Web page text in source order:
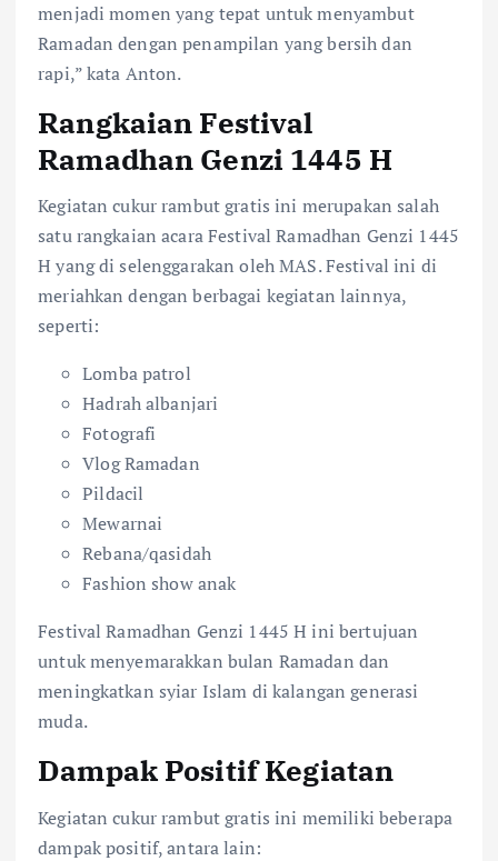
menjadi momen yang tepat untuk menyambut
Ramadan dengan penampilan yang bersih dan
rapi,” kata Anton.
Rangkaian Festival
Ramadhan Genzi 1445 H
Kegiatan cukur rambut gratis ini merupakan salah
satu rangkaian acara Festival Ramadhan Genzi 1445
H yang di selenggarakan oleh MAS. Festival ini di
meriahkan dengan berbagai kegiatan lainnya,
seperti:
Lomba patrol
Hadrah albanjari
Fotografi
Vlog Ramadan
Pildacil
Mewarnai
Rebana/qasidah
Fashion show anak
Festival Ramadhan Genzi 1445 H ini bertujuan
untuk menyemarakkan bulan Ramadan dan
meningkatkan syiar Islam di kalangan generasi
muda.
Dampak Positif Kegiatan
Kegiatan cukur rambut gratis ini memiliki beberapa
dampak positif, antara lain: